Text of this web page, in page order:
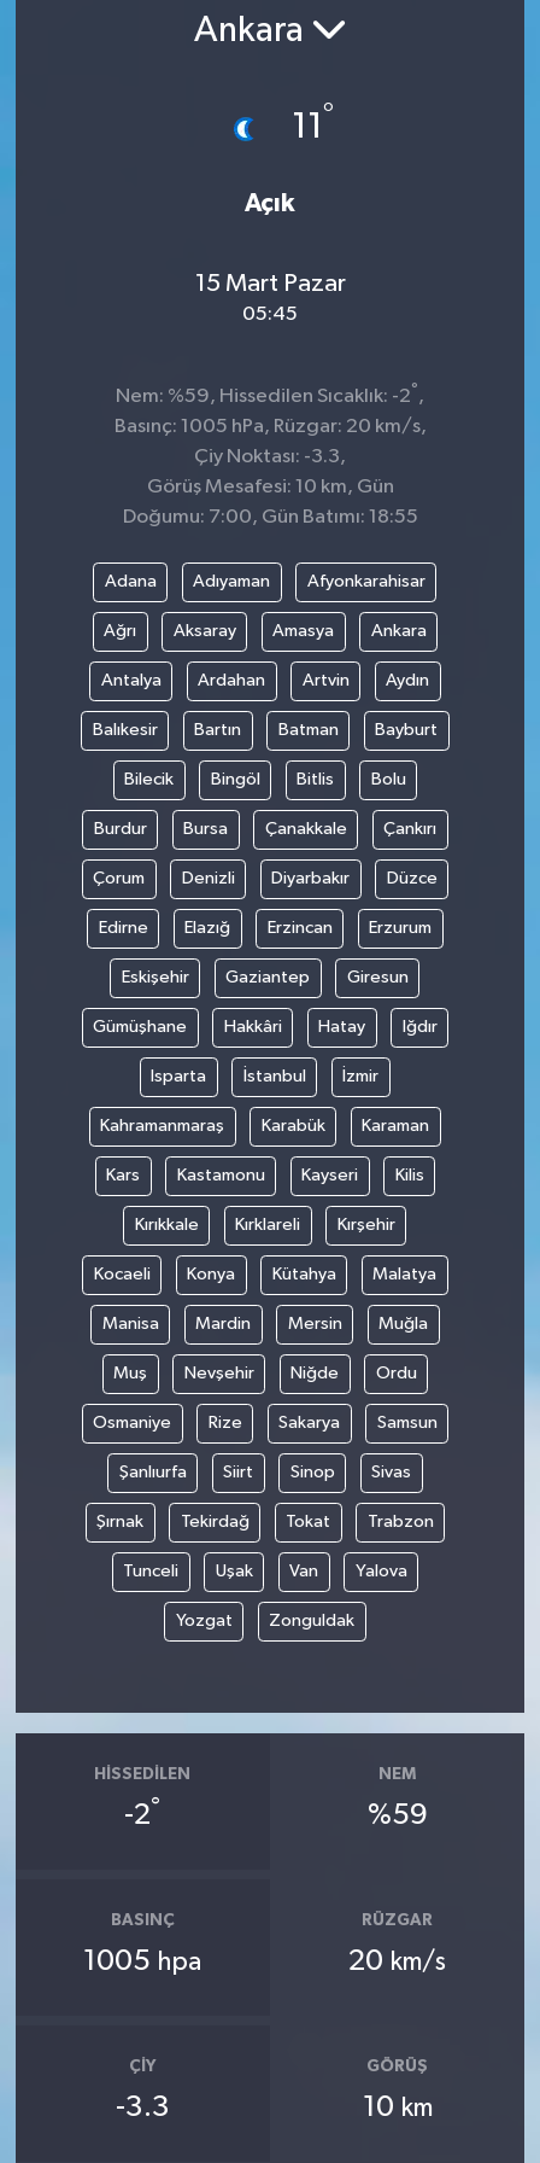
Ankara
11 °
Açık
15 Mart Pazar
05:45
Nem: %59, Hissedilen Sıcaklık: -2° ,
Basınç: 1005 hPa, Rüzgar: 20 km/s,
Çiy Noktası: -3.3,
Görüş Mesafesi: 10 km, Gün
Doğumu: 7:00, Gün Batımı: 18:55
Adana Adıyaman Afyonkarahisar
Ağrı Aksaray Amasya Ankara
Antalya Ardahan Artvin Aydın
Balıkesir Bartın Batman Bayburt
Bilecik Bingöl Bitlis Bolu
Burdur Bursa Çanakkale Çankırı
Çorum Denizli Diyarbakır Düzce
Edirne Elazığ Erzincan Erzurum
Eskişehir Gaziantep Giresun
Gümüşhane Hakkâri Hatay Iğdır
Isparta İstanbul İzmir
Kahramanmaraş Karabük Karaman
Kars Kastamonu Kayseri Kilis
Kırıkkale Kırklareli Kırşehir
Kocaeli Konya Kütahya Malatya
Manisa Mardin Mersin Muğla
Muş Nevşehir Niğde Ordu
Osmaniye Rize Sakarya Samsun
Şanlıurfa Siirt Sinop Sivas
Şırnak Tekirdağ Tokat Trabzon
Tunceli Uşak Van Yalova
Yozgat Zonguldak
HISSEDILEN
-2°
NEM
%59
BASINÇ
1005 hpa
RÜZGAR
20 km/s
ÇIY
-3.3
GÖRÜŞ
10 km